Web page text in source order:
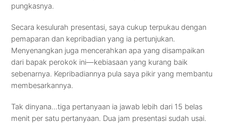
pungkasnya.
Secara kesulurah presentasi, saya cukup terpukau dengan
pemaparan dan kepribadian yang ia pertunjukan.
Menyenangkan juga mencerahkan apa yang disampaikan
dari bapak perokok ini—kebiasaan yang kurang baik
sebenarnya. Kepribadiannya pula saya pikir yang membantu
membesarkannya.
Tak dinyana…tiga pertanyaan ia jawab lebih dari 15 belas
menit per satu pertanyaan. Dua jam presentasi sudah usai.